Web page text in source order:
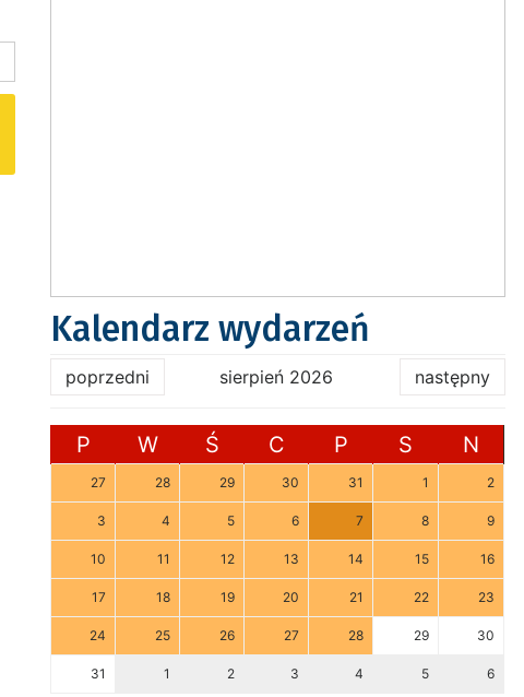
Kalendarz wydarzeń
poprzedni sierpień 2026 następny
P W Ś C P S N
27 28 29 30 31 1 2
3 4 5 6 7 8 9
10 11 12 13 14 15 16
17 18 19 20 21 22 23
24 25 26 27 28 29 30
31 1 2 3 4 5 6